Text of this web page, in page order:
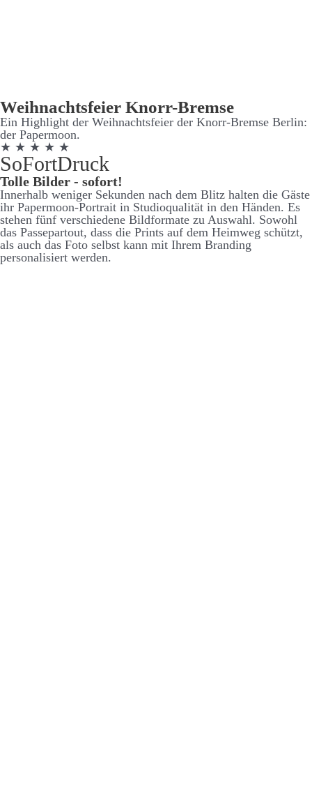
Weih­nachts­feier Knorr-Bremse
Ein High­light der Weih­nachts­feier der Knorr-Bremse Berlin:
der Paper­moon.
★ ★ ★ ★ ★
SoFort­Druck
Tolle Bilder - sofort!
Inner­halb weniger Se­kunden nach dem Blitz halten die Gäste
ihr Paper­moon-Portrait in Studio­qualität in den Händen. Es
stehen fünf ver­schiedene Bild­formate zu Aus­wahl. So­wohl
das Passe­partout, dass die Prints auf dem Heim­weg schützt,
als auch das Foto selbst kann mit Ihrem Branding
personalisiert werden.